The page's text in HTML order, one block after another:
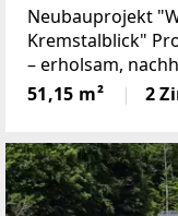
Neubauprojekt
Kremstalblick"
– erholsam,
Ortsende der
Senftenberg -
51,15 m² 2